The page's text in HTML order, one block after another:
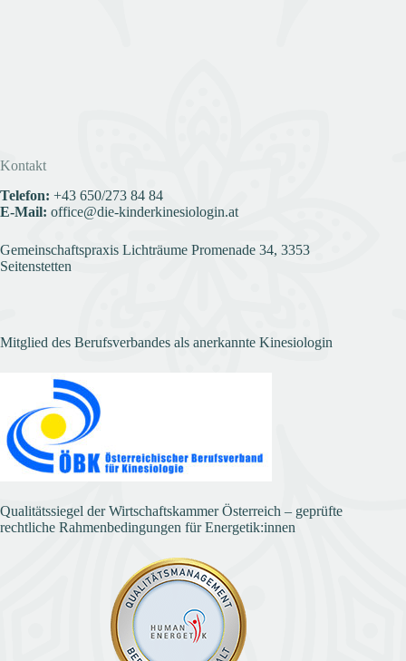
Kontakt
Telefon: +43 650/273 84 84
E-Mail: office@die-kinderkinesiologin.at
Gemeinschaftspraxis Lichträume Promenade 34, 3353
Seitenstetten
Mitglied des Berufsverbandes als anerkannte Kinesiologin
Qualitätssiegel der Wirtschaftskammer Österreich – geprüfte
rechtliche Rahmenbedingungen für Energetik:innen